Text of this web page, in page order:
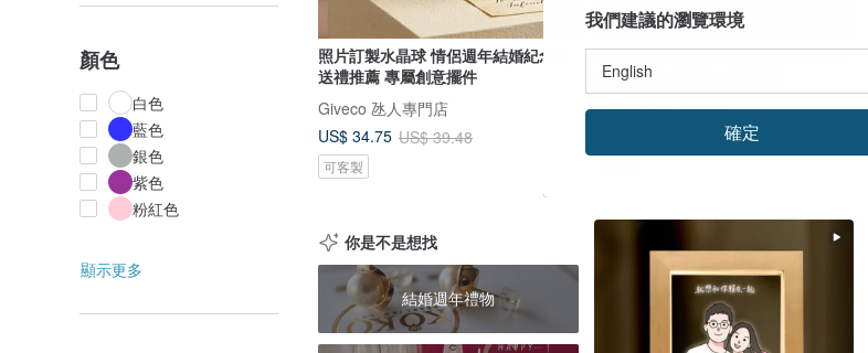
顏色
白色
藍色
銀色
紫色
粉紅色
顯示更多
照片訂製水晶球 情侶週年結婚紀念日
送禮推薦 專屬創意擺件
Giveco 氹人專門店
US$ 34.75 US$ 39.48
可客製
客製化 水晶球照片訂製 情侶/結婚/紀
念週年紀念日禮物 創意擺件
Giveco 氹人專門店
US$ 50.35
你是不是想找
結婚週年禮物
我們建議的瀏覽環境
確定